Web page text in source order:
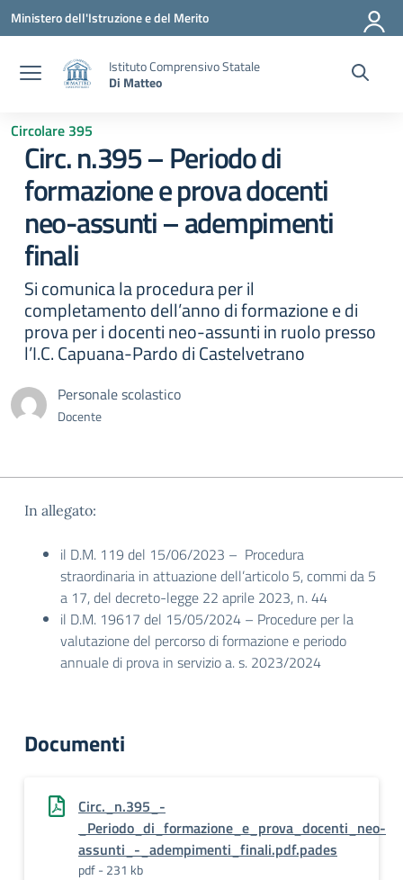
Vai ai contenuti
Vai al menu di navigazione
Vai al footer
Ministero dell'Istruzione e del Merito
Istituto Comprensivo Statale
Di Matteo
Circolare 395
Circ. n.395 – Periodo di
formazione e prova docenti
neo-assunti – adempimenti
finali
Si comunica la procedura per il
completamento dell’anno di formazione e di
prova per i docenti neo-assunti in ruolo presso
l’I.C. Capuana-Pardo di Castelvetrano
Personale scolastico
Docente
In allegato:
il D.M. 119 del 15/06/2023 – Procedura
straordinaria in attuazione dell’articolo 5, commi da 5
a 17, del decreto-legge 22 aprile 2023, n. 44
il D.M. 19617 del 15/05/2024 – Procedure per la
valutazione del percorso di formazione e periodo
annuale di prova in servizio a. s. 2023/2024
Documenti
Circ._n.395_-
_Periodo_di_formazione_e_prova_docenti_neo-
assunti_-_adempimenti_finali.pdf.pades
pdf - 231 kb